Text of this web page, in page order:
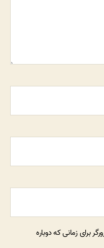
برای زمانی که دوباره